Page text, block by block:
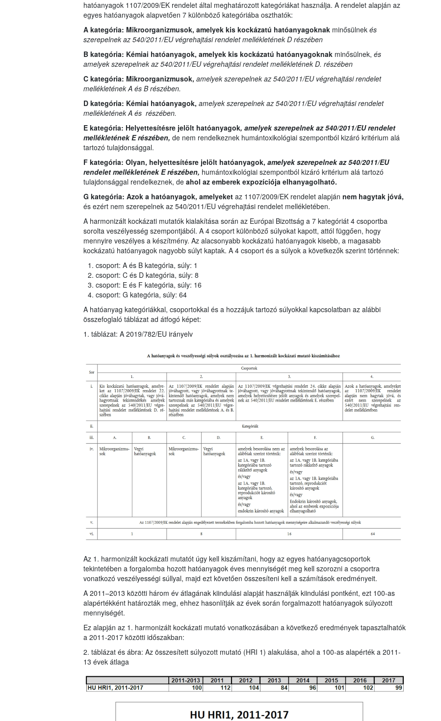
hatóanyagok 1107/2009/EK rendelet által meghatározott kategóriákat használja. A rendelet alapján az
egyes hatóanyagok alapvetően 7 különböző kategóriába oszthatók:
A kategória: Mikroorganizmusok, amelyek kis kockázatú hatóanyagoknakminősülnek és
szerepelnek az 540/2011/EU végrehajtási rendelet mellékletének D részében
B kategória: Kémiai hatóanyagok, amelyek kis kockázatú hatóanyagoknakminősülnek, és
amelyek szerepelnek az 540/2011/EU végrehajtási rendelet mellékletének D. részében
C kategória: Mikroorganizmusok, amelyek szerepelnek az 540/2011/EU végrehajtási rendelet
mellékletének A és B részében.
D kategória: Kémiai hatóanyagok, amelyek szerepelnek az 540/2011/EU végrehajtási rendelet
mellékletének A és részében.
E kategória: Helyettesítésre jelölt hatóanyagok, amelyek szerepelnek az 540/2011/EU rendelet
mellékletének E részében, de nem rendelkeznek humántoxikológiai szempontból kizáró kritérium alá
tartozó tulajdonsággal.
F kategória: Olyan, helyettesítésre jelölt hatóanyagok, amelyek szerepelnek az 540/2011/EU
rendelet mellékletének E részében, humántoxikológiai szempontból kizáró kritérium alá tartozó
tulajdonsággal rendelkeznek, de ahol az emberek expozíciója elhanyagolható.
G kategória: Azok a hatóanyagok, amelyeket az 1107/2009/EK rendelet alapján nem hagytak jóvá,
és ezért nem szerepelnek az 540/2011/EU végrehajtási rendelet mellékletében.
A harmonizált kockázati mutatók kialakítása során az Európai Bizottság a 7 kategóriát 4 csoportba
sorolta veszélyesség szempontjából. A 4 csoport különböző súlyokat kapott, attól függően, hogy
mennyire veszélyes a készítmény. Az alacsonyabb kockázatú hatóanyagok kisebb, a magasabb
kockázatú hatóanyagok nagyobb súlyt kaptak. A 4 csoport és a súlyok a következők szerint történnek:
csoport: A és B kategória, súly: 1
csoport: C és D kategória, súly: 8
csoport: E és F kategória, súly: 16
csoport: G kategória, súly: 64
A hatóanyag kategóriákkal, csoportokkal és a hozzájuk tartozó súlyokkal kapcsolatban az alábbi
összefoglaló táblázat ad átfogó képet:
1. táblázat: A 2019/782/EU irányelv
Az 1. harmonizált kockázati mutatót úgy kell kiszámítani, hogy az egyes hatóanyagcsoportok
tekintetében a forgalomba hozott hatóanyagok éves mennyiségét meg kell szorozni a csoportra
vonatkozó veszélyességi súllyal, majd ezt követően összesíteni kell a számítások eredményeit.
A 2011–2013 közötti három év átlagának kiindulási alapját használják kiindulási pontként, ezt 100-as
alapértékként határozták meg, ehhez hasonlítják az évek során forgalmazott hatóanyagok súlyozott
mennyiségét.
Ez alapján az 1. harmonizált kockázati mutató vonatkozásában a következő eredmények tapasztalhatók
a 2011-2017 közötti időszakban:
2. táblázat és ábra: Az összesített súlyozott mutató (HRI 1) alakulása, ahol a 100-as alapérték a 2011-
13 évek átlaga